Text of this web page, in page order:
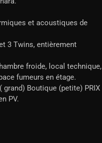
et acoustiques de
3 Twins, entièrement
froide, local technique,
fumeurs en étage.
grand) Boutique (petite) PRIX
PV.